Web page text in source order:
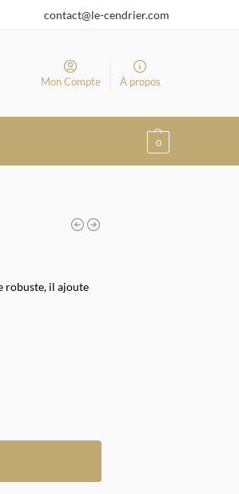
contact@le-cendrier.com
Mon Compte À propos
0
robuste, il ajoute